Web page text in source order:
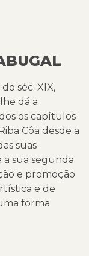
séc. XIX,
dá a
os capítulos
Côa desde a
suas
sua segunda
e promoção
e de
forma